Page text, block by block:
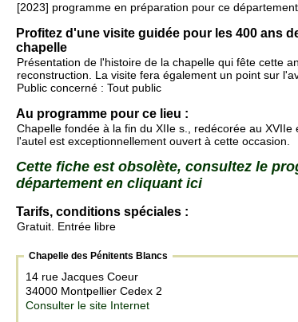
[2023] programme en préparation pour ce
Profitez d'une visite guidée pour les 400 ans
chapelle
Présentation de l'histoire de la chapelle qui fête cette
reconstruction. La visite fera également un point sur
Public concerné : Tout public
Au programme pour ce lieu :
Chapelle fondée à la fin du XIIe s., redécorée au
l'autel est exceptionnellement ouvert à cette occasion.
Cette fiche est obsolète, consultez le
département en cliquant ici
Tarifs, conditions spéciales :
Gratuit. Entrée libre
Chapelle des Pénitents Blancs
14 rue Jacques Coeur
34000 Montpellier Cedex 2
Consulter le site Internet